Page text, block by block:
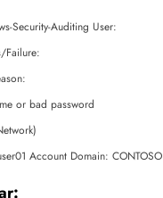
Security-Auditing User:
Failure:
or bad password
Account Domain: CONTOSO